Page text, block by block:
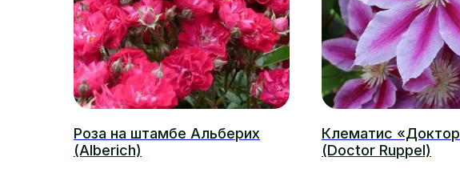
Роза на штамбе Альберих
(Alberich)
Клематис
(Doctor Ruppel)